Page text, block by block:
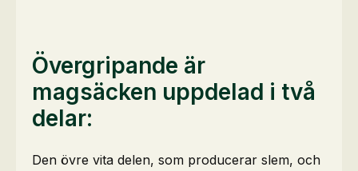
Övergripande är
magsäcken uppdelad i två
delar:
Den övre vita delen, som producerar slem, och